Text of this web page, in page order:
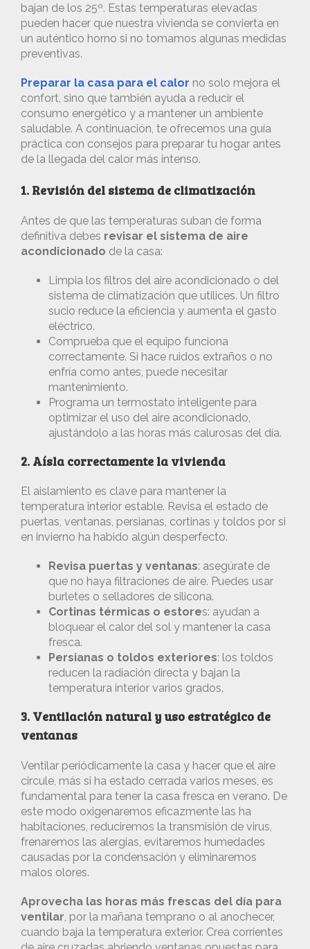
bajan de los 25º. Estas temperaturas elevadas
pueden hacer que nuestra vivienda se convierta en
un auténtico horno si no tomamos algunas medidas
preventivas.
Preparar la casa para el calor no solo mejora el
confort, sino que también ayuda a reducir el
consumo energético y a mantener un ambiente
saludable. A continuación, te ofrecemos una guía
práctica con consejos para preparar tu hogar antes
de la llegada del calor más intenso.
1. Revisión del sistema de climatización
Antes de que las temperaturas suban de forma
definitiva debes revisar el sistema de aire
acondicionado de la casa:
Limpia los filtros del aire acondicionado o del
sistema de climatización que utilices. Un filtro
sucio reduce la eficiencia y aumenta el gasto
eléctrico.
Comprueba que el equipo funciona
correctamente. Si hace ruidos extraños o no
enfría como antes, puede necesitar
mantenimiento.
Programa un termostato inteligente para
optimizar el uso del aire acondicionado,
ajustándolo a las horas más calurosas del día.
2. Aísla correctamente la vivienda
El aislamiento es clave para mantener la
temperatura interior estable. Revisa el estado de
puertas, ventanas, persianas, cortinas y toldos por si
en invierno ha habido algún desperfecto.
Revisa puertas y ventanas: asegúrate de
que no haya filtraciones de aire. Puedes usar
burletes o selladores de silicona.
Cortinas térmicas o estores: ayudan a
bloquear el calor del sol y mantener la casa
fresca.
Persianas o toldos exteriores: los toldos
reducen la radiación directa y bajan la
temperatura interior varios grados.
3. Ventilación natural y uso estratégico de
ventanas
Ventilar periódicamente la casa y hacer que el aire
circule, más si ha estado cerrada varios meses, es
fundamental para tener la casa fresca en verano. De
este modo oxigenaremos eficazmente las ha
habitaciones, reduciremos la transmisión de virus,
frenaremos las alergias, evitaremos humedades
causadas por la condensación y eliminaremos
malos olores.
Aprovecha las horas más frescas del día para
ventilar, por la mañana temprano o al anochecer,
cuando baja la temperatura exterior. Crea corrientes